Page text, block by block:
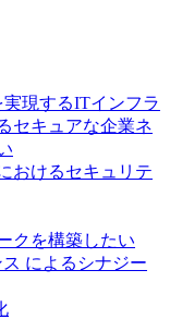
現するITインフラ
セキュアな企業ネ
おけるセキュリテ
クを構築したい
によるシナジー